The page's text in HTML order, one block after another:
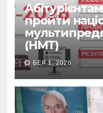
пройти
(НМТ)
БЕР 1, 2026